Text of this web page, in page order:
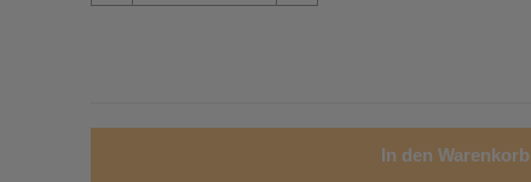
In den Warenkorb